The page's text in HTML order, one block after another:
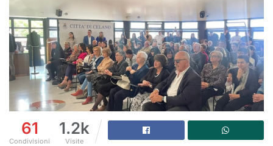
61
Condivisioni
1.2k
Visite